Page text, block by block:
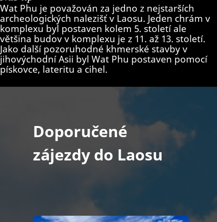
Wat Phu je považován za jedno z nejstarších
archeologických nalezišť v Laosu. Jeden chrám v
komplexu byl postaven kolem 5. století ale
většina budov v komplexu je z 11. až 13. století.
Jako další pozoruhodné khmerské stavby v
jihovýchodní Asii byl Wat Phu postaven pomocí
pískovce, lateritu a cihel.
Doporučené
zájezdy do Laosu